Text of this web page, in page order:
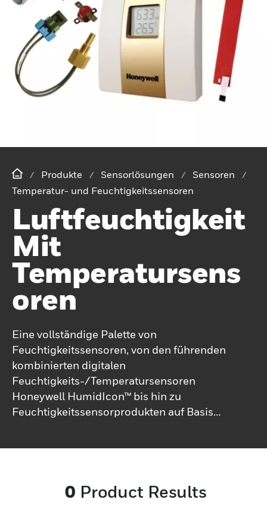
Produkte Sensorlösungen
Sensoren
Temperatur- und Feuchtigkeitssensoren
Luftfeuchtigkeit
Mit
Temperatursens
Oren
Eine vollständige Palette von
Feuchtigkeitssensoren, von den führenden
kombinierten digitalen
Feuchtigkeits-/Temperatursensoren
Honeywell HumidIcon™ bis hin zu
Feuchtigkeitssensorprodukten auf Basis
0 Product Results